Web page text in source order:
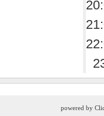
powered by